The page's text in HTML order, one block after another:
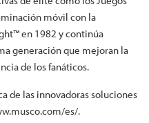
móvil con la
en 1982 y continúa
generación que mejoran la
de los fanáticos.
de las innovadoras soluciones
es/.